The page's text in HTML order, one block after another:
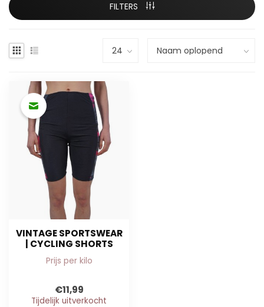
FILTERS
VINTAGE SPORTSWEAR
| CYCLING SHORTS
Prijs per kilo
€11,99
Tijdelijk uitverkocht